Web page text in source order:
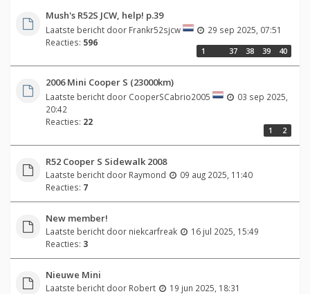
Mush's R52S JCW, help! p.39
Laatste bericht door Frankr52sjcw
29 sep 2025, 07:51
Reacties: 596
1 37 38 39 40
2006 Mini Cooper S (23000km)
Laatste bericht door CooperSCabrio2005
03 sep 2025,
20:42
Reacties: 22
1 2
R52 Cooper S Sidewalk 2008
Laatste bericht door Raymond
09 aug 2025, 11:40
Reacties: 7
New member!
Laatste bericht door niekcarfreak
16 jul 2025, 15:49
Reacties: 3
Nieuwe Mini
Laatste bericht door Robert
19 jun 2025, 18:31